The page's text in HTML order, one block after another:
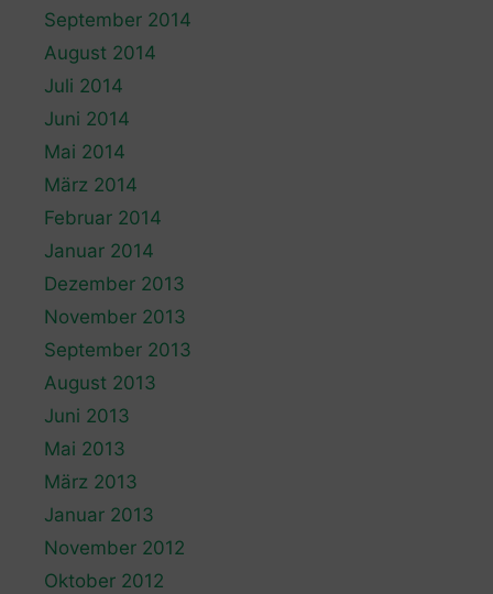
September 2014
August 2014
Juli 2014
Juni 2014
Mai 2014
März 2014
Februar 2014
Januar 2014
Dezember 2013
November 2013
September 2013
August 2013
Juni 2013
Mai 2013
März 2013
Januar 2013
November 2012
Oktober 2012